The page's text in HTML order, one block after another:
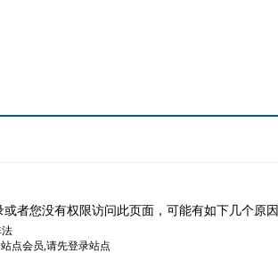
或者您没有权限访问此页面，可能有如下几个原因
点会员,请先登录站点